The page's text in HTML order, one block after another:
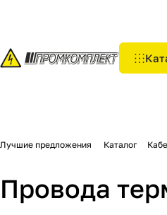
Лучшие предложения Каталог
Провода